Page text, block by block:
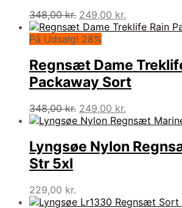
348,00kr. Den
oprindelige
pris
348,00 kr..
249,00 kr.
aktuelle
249,00 kr..
På Udsalg! 28%
Regnsæt Dame
Packaway Sort
348,00kr. Den
oprindelige
var:
348,00 kr..
249,00 kr.
aktuelle
er:
249,00 kr..
Lyngsøe Nylon
Str 5xl
229,00 kr.